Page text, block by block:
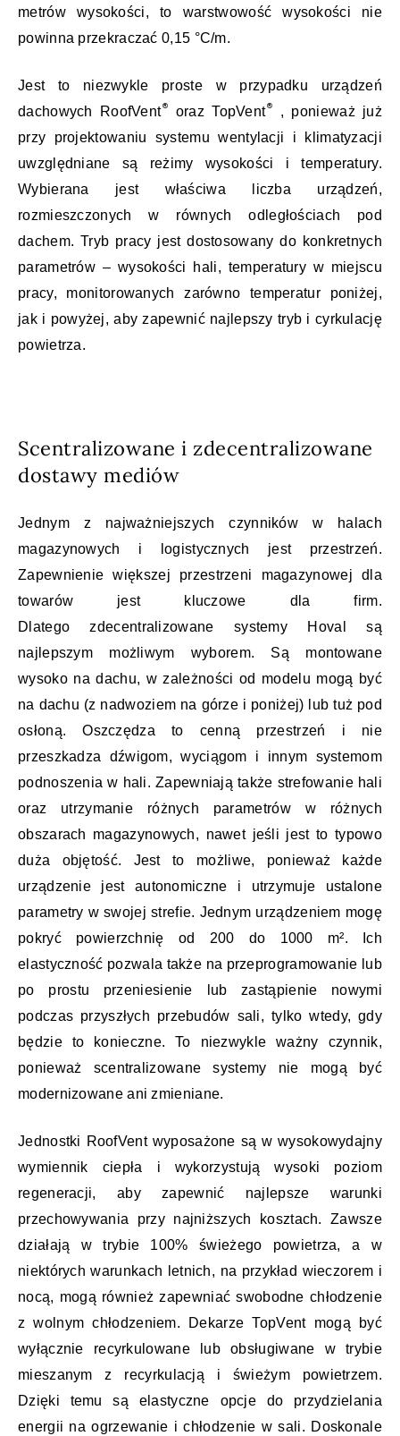
metrów wysokości, to warstwowość wysokości nie
powinna przekraczać 0,15 °C/m.
Jest to niezwykle proste w przypadku urządzeń
dachowych RoofVent
oraz TopVent
, ponieważ już
przy projektowaniu systemu wentylacji i klimatyzacji
uwzględniane są reżimy wysokości i temperatury.
Wybierana jest właściwa liczba urządzeń,
rozmieszczonych w równych odległościach pod
dachem. Tryb pracy jest dostosowany do konkretnych
parametrów – wysokości hali, temperatury w miejscu
pracy, monitorowanych zarówno temperatur poniżej,
jak i powyżej, aby zapewnić najlepszy tryb i cyrkulację
powietrza.
Scentralizowane i zdecentralizowane
dostawy mediów
Jednym z najważniejszych czynników w halach
magazynowych i logistycznych jest przestrzeń.
Zapewnienie większej przestrzeni magazynowej dla
towarów jest kluczowe dla firm.
Dlatego zdecentralizowane systemy Hoval są
najlepszym możliwym wyborem. Są montowane
wysoko na dachu, w zależności od modelu mogą być
na dachu (z nadwoziem na górze i poniżej) lub tuż pod
osłoną. Oszczędza to cenną przestrzeń i nie
przeszkadza dźwigom, wyciągom i innym systemom
podnoszenia w hali. Zapewniają także strefowanie hali
oraz utrzymanie różnych parametrów w różnych
obszarach magazynowych, nawet jeśli jest to typowo
duża objętość. Jest to możliwe, ponieważ każde
urządzenie jest autonomiczne i utrzymuje ustalone
parametry w swojej strefie. Jednym urządzeniem mogę
pokryć powierzchnię od 200 do 1000 m². Ich
elastyczność pozwala także na przeprogramowanie lub
po prostu przeniesienie lub zastąpienie nowymi
podczas przyszłych przebudów sali, tylko wtedy, gdy
będzie to konieczne. To niezwykle ważny czynnik,
ponieważ scentralizowane systemy nie mogą być
modernizowane ani zmieniane.
Jednostki RoofVent wyposażone są w wysokowydajny
wymiennik ciepła i wykorzystują wysoki poziom
regeneracji, aby zapewnić najlepsze warunki
przechowywania przy najniższych kosztach. Zawsze
działają w trybie 100% świeżego powietrza, a w
niektórych warunkach letnich, na przykład wieczorem i
nocą, mogą również zapewniać swobodne chłodzenie
z wolnym chłodzeniem. Dekarze TopVent mogą być
wyłącznie recyrkulowane lub obsługiwane w trybie
mieszanym z recyrkulacją i świeżym powietrzem.
Dzięki temu są elastyczne opcje do przydzielania
energii na ogrzewanie i chłodzenie w sali. Doskonale